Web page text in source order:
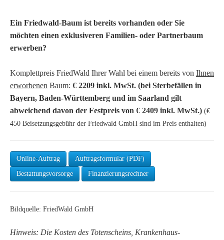
Ein Friedwald-Baum ist bereits vorhanden oder Sie
möchten einen exklusiveren Familien- oder Partnerbaum
erwerben?
Komplettpreis FriedWald Ihrer Wahl bei einem bereits von Ihnen
erworbenen Baum: € 2209 inkl. MwSt. (bei Sterbefällen in
Bayern, Baden-Württemberg und im Saarland gilt
abweichend davon der Festpreis von € 2409 inkl. MwSt.) (€
450 Beisetzungsgebühr der Friedwald GmbH sind im Preis enthalten)
Online-Auftrag
Auftragsformular (PDF)
Bestattungsvorsorge
Finanzierungsrechner
Bildquelle: FriedWald GmbH
Hinweis: Die Kosten des Totenscheins, Krankenhaus-